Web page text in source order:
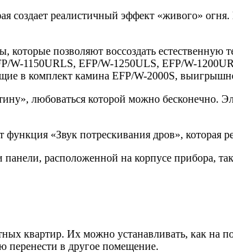
создает реалистичный эффект «живого»
которые позволяют воссоздать
1150URLS, EFP/W-1250ULS, EFP/W-
в комплект камина EFP/W-2000S,
любоваться которой можно бесконечно.
«Звук потрескивания дров», которая
расположенной на корпусе прибора,
квартир. Их можно устанавливать, как на
перенести в другое помещение.